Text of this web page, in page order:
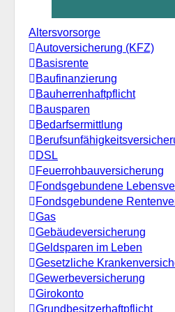
Altersvorsorge
Autoversicherung (KFZ)
Basisrente
Baufinanzierung
Bauherrenhaftpflicht
Bausparen
Bedarfsermittlung
DSL
Feuerrohbauversicherung
Fondsgebundene
Fondsgebundene
Gas
Gebäudeversicherung
Geldsparen im Leben
Gesetzliche
Gewerbeversicherung
Girokonto
Grundbesitzerhaftpflicht